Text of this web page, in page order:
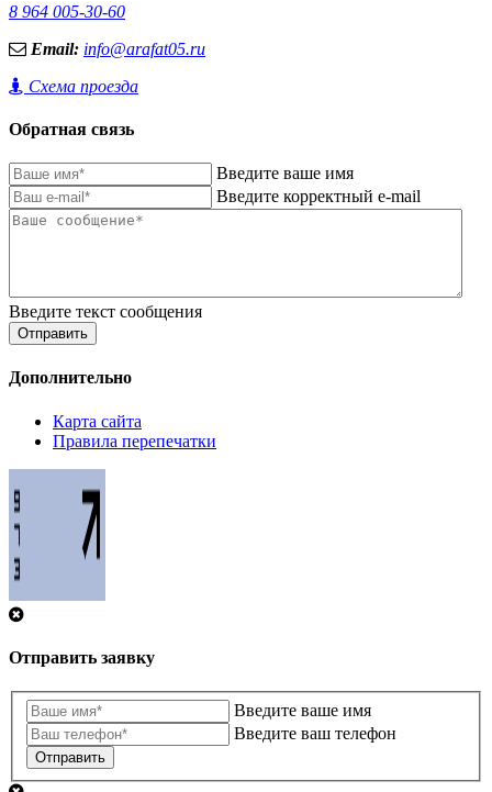
8 964 005-30-60
Email: info@arafat05.ru
Схема проезда
Обратная связь
Введите ваше имя
Введите корректный e-mail
Введите текст сообщения
Отправить
Дополнительно
Карта сайта
Правила перепечатки
Отправить заявку
Введите ваше имя
Введите ваш телефон
Отправить